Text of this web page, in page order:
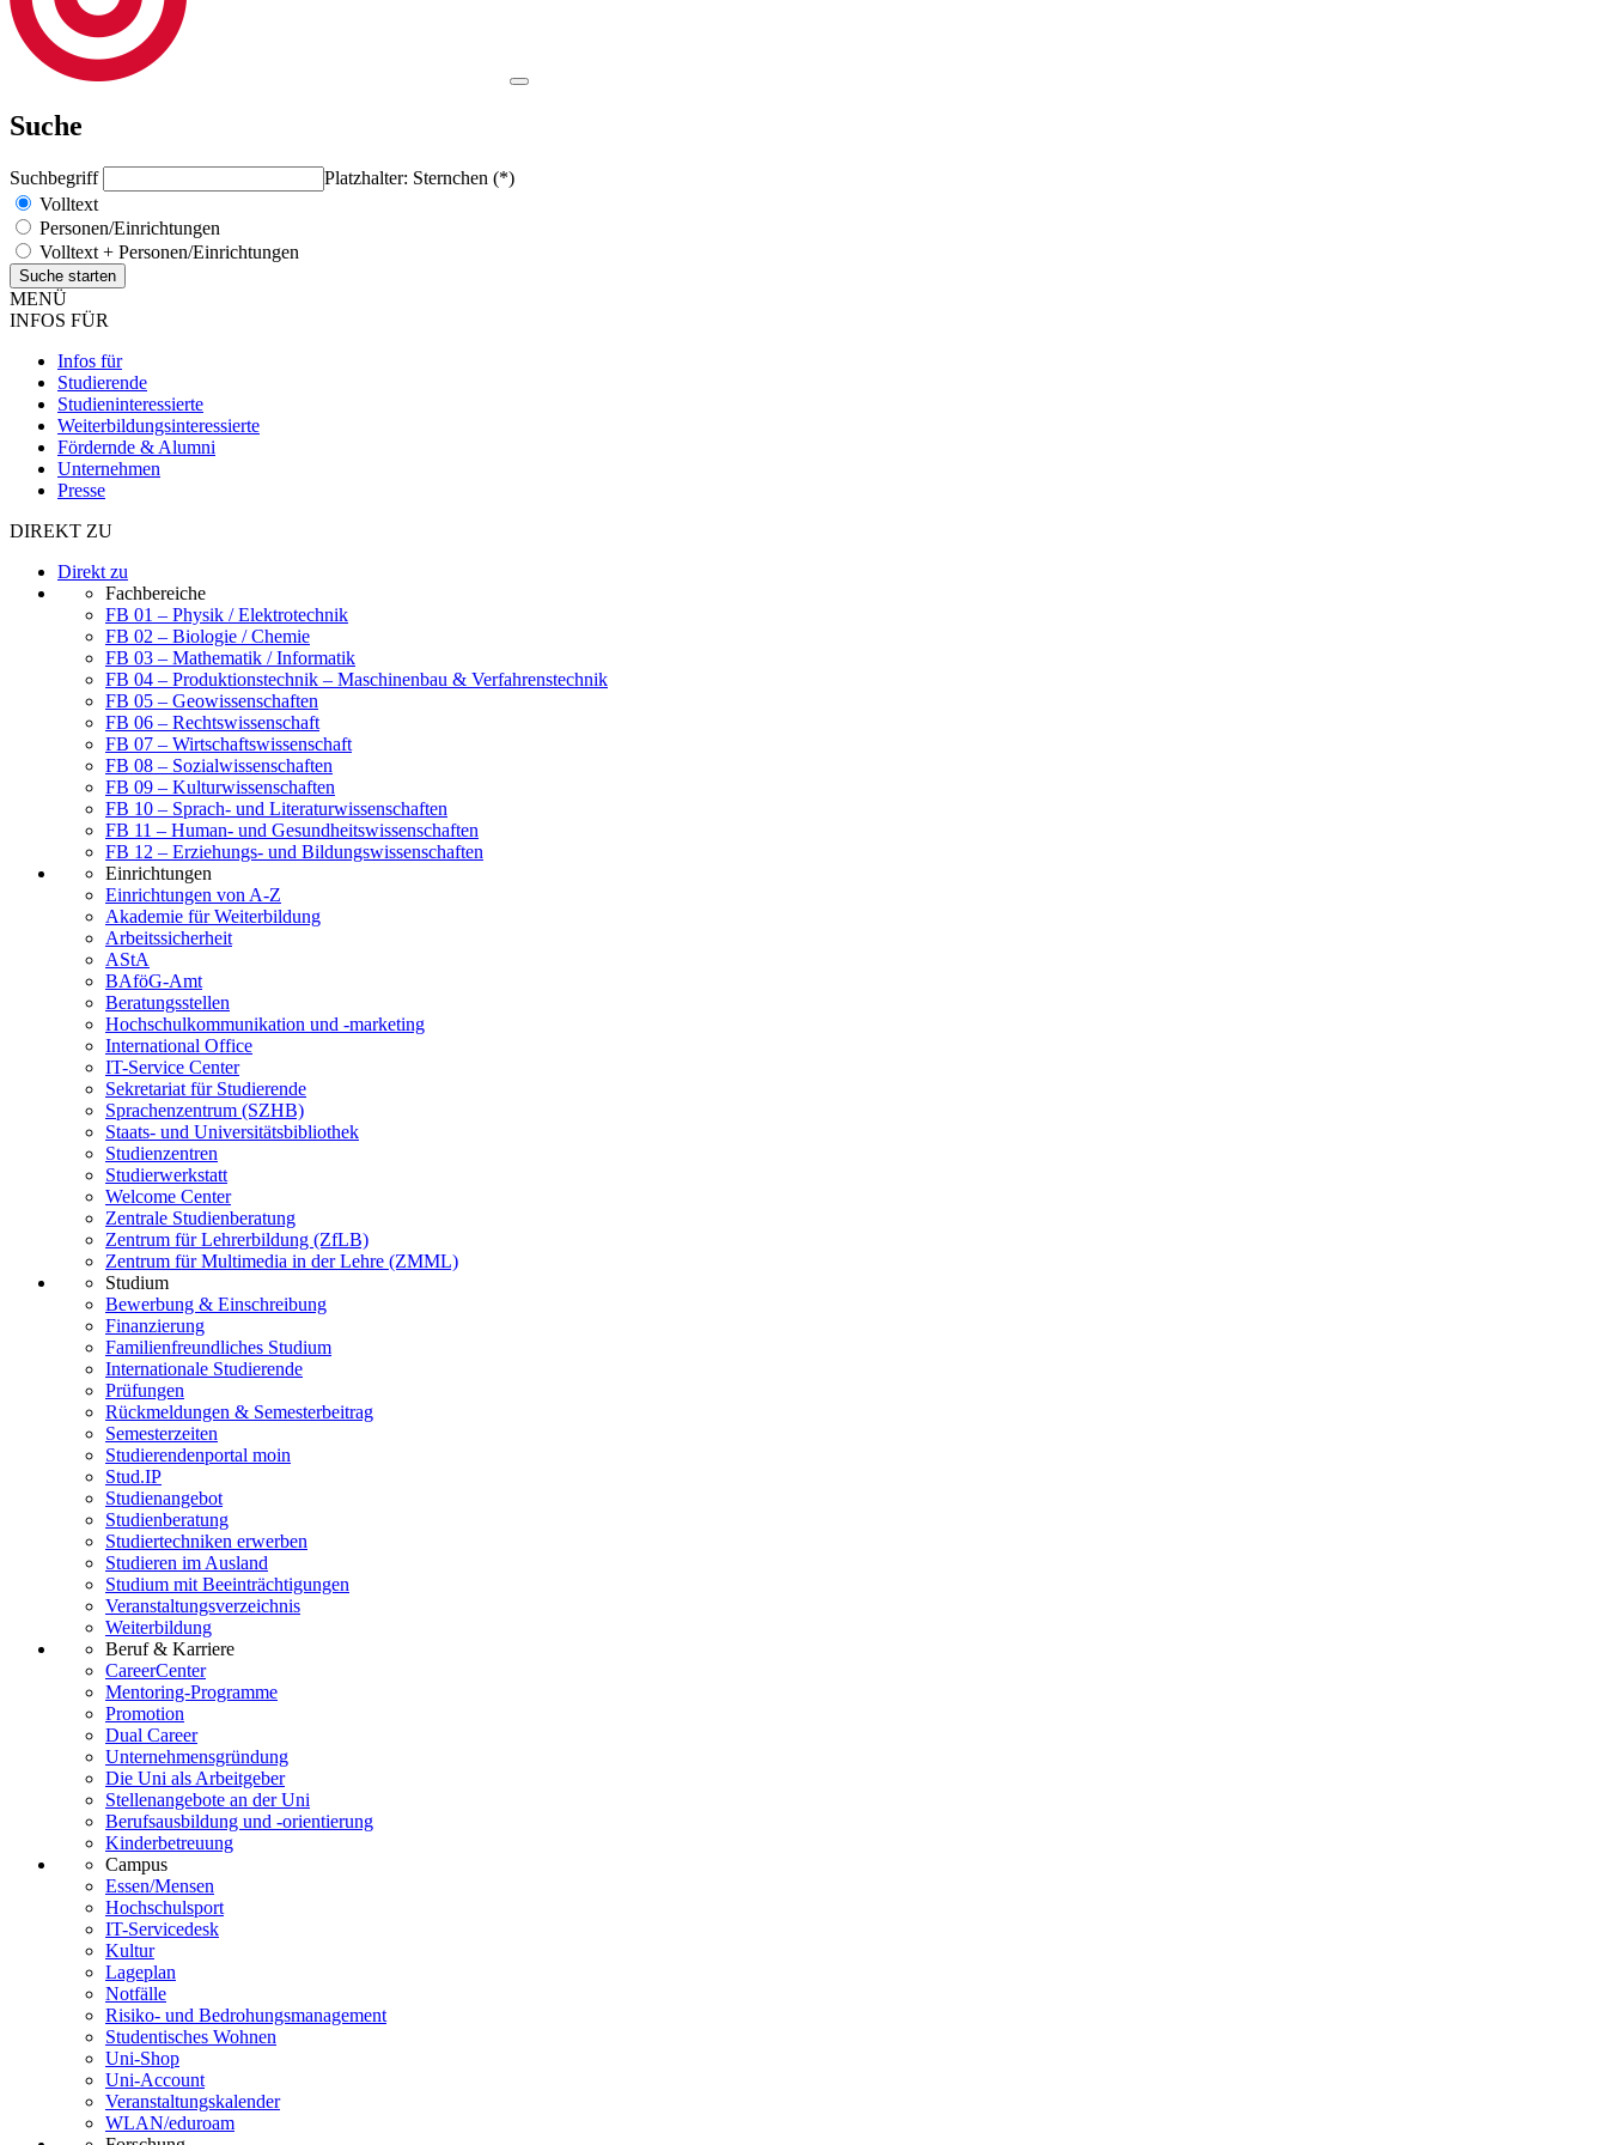
Suche
Suchbegriff
Platzhalter: Sternchen (*)
Volltext
Personen/Einrichtungen
Volltext + Personen/Einrichtungen
MENÜ
INFOS FÜR
Infos für
Studierende
Studieninteressierte
Weiterbildungsinteressierte
Fördernde & Alumni
Unternehmen
Presse
DIREKT ZU
Direkt zu
Fachbereiche
FB 01 – Physik / Elektrotechnik
FB 02 – Biologie / Chemie
FB 03 – Mathematik / Informatik
FB 04 – Produktionstechnik – Maschinenbau & Verfahrenstechnik
FB 05 – Geowissenschaften
FB 06 – Rechtswissenschaft
FB 07 – Wirtschaftswissenschaft
FB 08 – Sozialwissenschaften
FB 09 – Kulturwissenschaften
FB 10 – Sprach- und Literaturwissenschaften
FB 11 – Human- und Gesundheitswissenschaften
FB 12 – Erziehungs- und Bildungswissenschaften
Einrichtungen
Einrichtungen von A-Z
Akademie für Weiterbildung
Arbeitssicherheit
AStA
BAföG-Amt
Beratungsstellen
Hochschulkommunikation und -marketing
International Office
IT-Service Center
Sekretariat für Studierende
Sprachenzentrum (SZHB)
Staats- und Universitätsbibliothek
Studienzentren
Studierwerkstatt
Welcome Center
Zentrale Studienberatung
Zentrum für Lehrerbildung (ZfLB)
Zentrum für Multimedia in der Lehre (ZMML)
Studium
Bewerbung & Einschreibung
Finanzierung
Familienfreundliches Studium
Internationale Studierende
Prüfungen
Rückmeldungen & Semesterbeitrag
Semesterzeiten
Studierendenportal moin
Stud.IP
Studienangebot
Studienberatung
Studiertechniken erwerben
Studieren im Ausland
Studium mit Beeinträchtigungen
Veranstaltungsverzeichnis
Weiterbildung
Beruf & Karriere
CareerCenter
Mentoring-Programme
Promotion
Dual Career
Unternehmensgründung
Die Uni als Arbeitgeber
Stellenangebote an der Uni
Berufsausbildung und -orientierung
Kinderbetreuung
Campus
Essen/Mensen
Hochschulsport
IT-Servicedesk
Kultur
Lageplan
Notfälle
Risiko- und Bedrohungsmanagement
Studentisches Wohnen
Uni-Shop
Uni-Account
Veranstaltungskalender
WLAN/eduroam